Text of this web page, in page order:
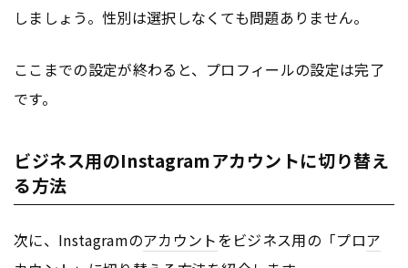
しましょう。性別は選択しなくても問題ありません。
ここまでの設定が終わると、プロフィールの設定は完了
です。
ビジネス用のInstagramアカウントに切り替え
る方法
次に、Instagramのアカウントをビジネス用の「プロア